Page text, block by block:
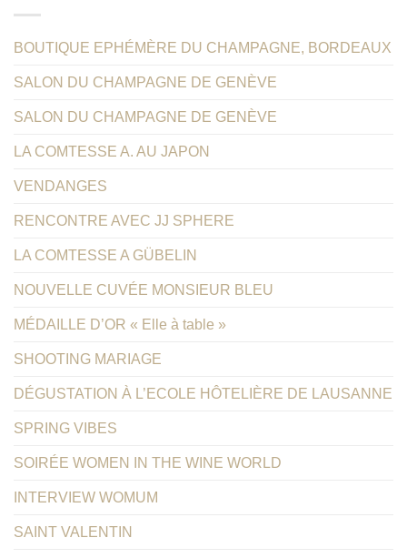
BOUTIQUE EPHÉMÈRE DU CHAMPAGNE, BORDEAUX
SALON DU CHAMPAGNE DE GENÈVE
SALON DU CHAMPAGNE DE GENÈVE
LA COMTESSE A. AU JAPON
VENDANGES
RENCONTRE AVEC JJ SPHERE
LA COMTESSE A GÜBELIN
NOUVELLE CUVÉE MONSIEUR BLEU
MÉDAILLE D’OR « Elle à table »
SHOOTING MARIAGE
DÉGUSTATION À L’ECOLE HÔTELIÈRE DE LAUSANNE
SPRING VIBES
SOIRÉE WOMEN IN THE WINE WORLD
INTERVIEW WOMUM
SAINT VALENTIN